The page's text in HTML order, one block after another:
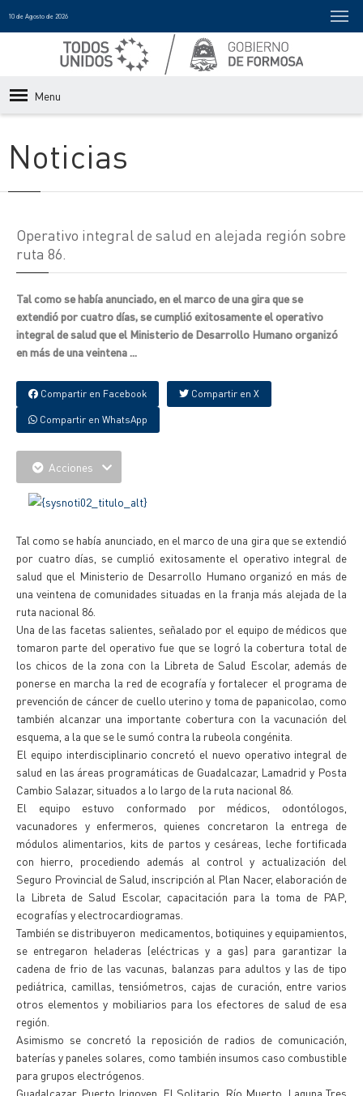
10 de Agosto de 2026
Menu
Noticias
Operativo integral de salud en alejada región sobre
ruta 86.
Tal como se había anunciado, en el marco de una gira que se
extendió por cuatro días, se cumplió exitosamente el operativo
integral de salud que el Ministerio de Desarrollo Humano organizó
en más de una veintena ...
Compartir en Facebook Compartir en X
Compartir en WhatsApp
Acciones
Tal como se había anunciado, en el marco de una gira que se extendió
por cuatro días, se cumplió exitosamente el operativo integral de
salud que el Ministerio de Desarrollo Humano organizó en más de
una veintena de comunidades situadas en la franja más alejada de la
ruta nacional 86.
Una de las facetas salientes, señalado por el equipo de médicos que
tomaron parte del operativo fue que se logró la cobertura total de
los chicos de la zona con la Libreta de Salud Escolar, además de
ponerse en marcha la red de ecografía y fortalecer el programa de
prevención de cáncer de cuello uterino y toma de papanicolao, como
también alcanzar una importante cobertura con la vacunación del
esquema, a la que se le sumó contra la rubeola congénita.
El equipo interdisciplinario concretó el nuevo operativo integral de
salud en las áreas programáticas de Guadalcazar, Lamadrid y Posta
Cambio Salazar, situados a lo largo de la ruta nacional 86.
El equipo estuvo conformado por médicos, odontólogos,
vacunadores y enfermeros, quienes concretaron la entrega de
módulos alimentarios, kits de partos y cesáreas, leche fortificada
con hierro, procediendo además al control y actualización del
Seguro Provincial de Salud, inscripción al Plan Nacer, elaboración de
la Libreta de Salud Escolar, capacitación para la toma de PAP,
ecografías y electrocardiogramas.
También se distribuyeron medicamentos, botiquines y equipamientos,
se entregaron heladeras (eléctricas y a gas) para garantizar la
cadena de frio de las vacunas, balanzas para adultos y las de tipo
pediátrica, camillas, tensiómetros, cajas de curación, entre varios
otros elementos y mobiliarios para los efectores de salud de esa
región.
Asimismo se concretó la reposición de radios de comunicación,
baterías y paneles solares, como también insumos caso combustible
para grupos electrógenos.
Guadalcazar, Puerto Irigoyen, El Solitario, Río Muerto, Laguna Tres